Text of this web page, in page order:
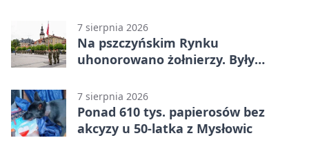
7 sierpnia 2026
Na pszczyńskim Rynku
uhonorowano żołnierzy. Były
7 sierpnia 2026
Ponad 610 tys. papierosów bez
akcyzy u 50-latka z Mysłowic